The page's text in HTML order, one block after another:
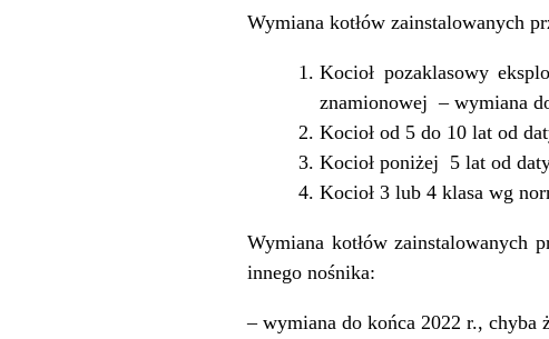
Wymiana kotłów zainstalowanych
Kocioł pozaklasowy
znamionowej – wymiana
Kocioł od 5 do 10 lat od
Kocioł poniżej 5 lat od
Kocioł 3 lub 4 klasa wg
Wymiana kotłów zainstalowanych
innego nośnika:
– wymiana do końca 2022 r., chyba